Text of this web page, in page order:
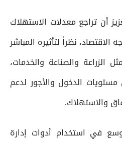
أن تراجع معدلات الاستهلاك
الاقتصاد، نظراً لتأثيره المباشر
الزراعة والصناعة والخدمات،
الدخول والأجور لدعم
والاستهلاك.
في استخدام أدوات إدارة